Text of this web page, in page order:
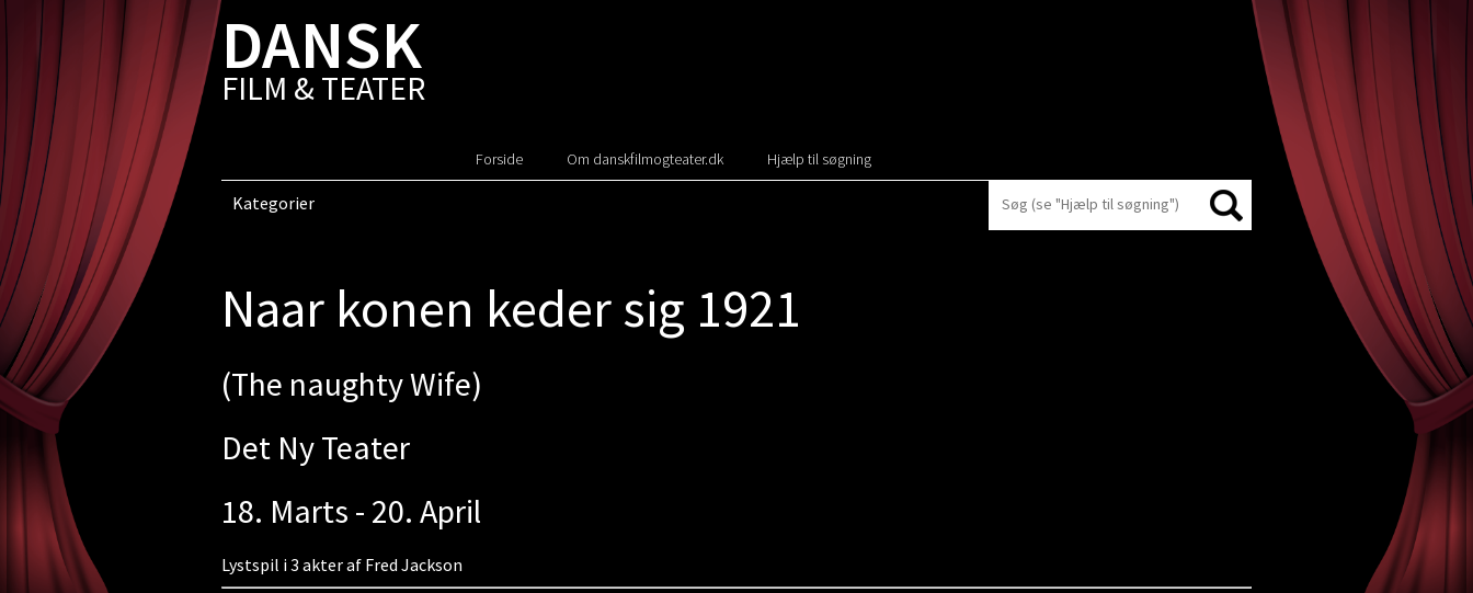
DANSK
FILM & TEATER
Forside Om danskfilmogteater.dk Hjælp til søgning
Kategorier
Naar konen keder sig 1921
(The naughty Wife)
Det Ny Teater
18. Marts - 20. April
Lystspil i 3 akter af Fred Jackson